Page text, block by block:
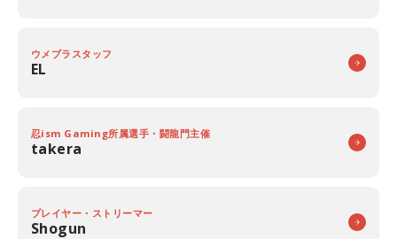
ウメブラスタッフ
EL
忍ism Gaming所属選手・闘龍門主催
takera
プレイヤー・ストリーマー
Shogun